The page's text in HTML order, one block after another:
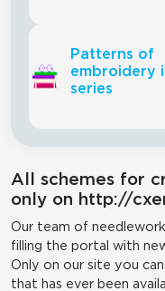
Patterns of
embroidery
series
All schemes for
only on http://
Our team of
filling the portal with
Only on our site you
that has ever been